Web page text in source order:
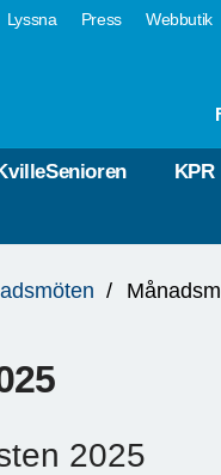
Lyssna Press Webbutik
KPR
2025